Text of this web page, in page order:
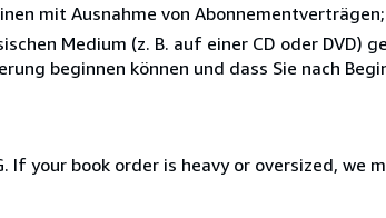
mit Ausnahme von
Medium (z. B. auf einer CD oder DVD)
beginnen können und dass Sie nach
If your book order is heavy or oversized, we